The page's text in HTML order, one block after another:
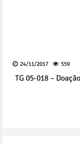
24/11/2017 559
TG 05-018 –